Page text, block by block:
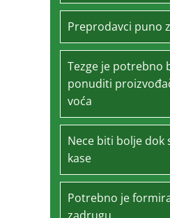
Preprodavci puno
Tezge je potrebno
ponuditi
voća
Nece biti bolje dok
kase
Potrebno je